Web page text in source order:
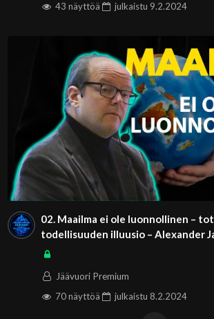
43 näyttöä
julkaistu 9.2.2024
02. Maailma ei ole luonnollinen –
todellisuuden illuusio – Alexander
Jäävuori Premium
70 näyttöä
julkaistu 8.2.2024